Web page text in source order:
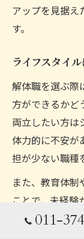
アップを見据え
す。
ライフスタイ
解体職を選ぶ際
方ができるかど
両立したい方は
体力的に不安が
担が少ない職種
また、教育体制
ことで、未経験
入ります。札
が多く存在す
011-